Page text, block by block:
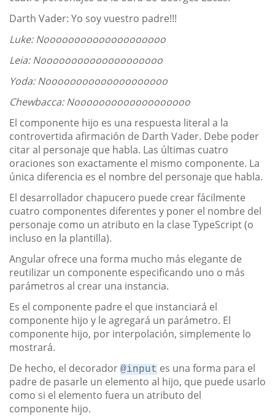
Darth Vader: Yo soy vuestro padre!!!
Luke: Noooooooooooooooooooo
Leia: Noooooooooooooooooooo
Yoda: Noooooooooooooooooooo
Chewbacca: Nooooooooooooooooooo
El componente hijo es una respuesta literal a la
controvertida afirmación de Darth Vader. Debe poder
citar al personaje que habla. Las últimas cuatro
oraciones son exactamente el mismo componente. La
única diferencia es el nombre del personaje que habla.
El desarrollador chapucero puede crear fácilmente
cuatro componentes diferentes y poner el nombre del
personaje como un atributo en la clase TypeScript (o
incluso en la plantilla).
Angular ofrece una forma mucho más elegante de
reutilizar un componente especificando uno o más
parámetros al crear una instancia.
Es el componente padre el que instanciará el
componente hijo y le agregará un parámetro. El
componente hijo, por interpolación, simplemente lo
mostrará.
De hecho, el decorador @input es una forma para el
padre de pasarle un elemento al hijo, que puede usarlo
como si el elemento fuera un atributo del
componente hijo.